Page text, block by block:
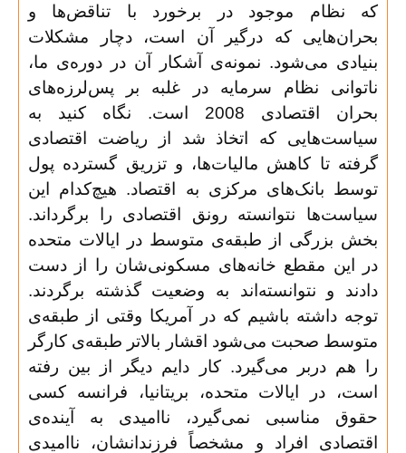
که نظام موجود در برخورد با تناقض‌ها و
بحران‌هایی که درگیر آن است، دچار مشکلات
بنیادی می‌شود. نمونه‌ی آشکار آن در دوره‌ی‌ ما،
ناتوانی نظام سرمایه در غلبه بر پس‌لرزه‌های
بحران اقتصادی 2008 است. نگاه کنید به
سیاست‌هایی که اتخاذ شد از ریاضت اقتصادی
گرفته تا کاهش مالیات‌ها،‌ و تزریق گسترده پول
توسط بانک‌های مرکزی به اقتصاد. هیچ‌کدام این
سیاست‌ها نتوانسته رونق اقتصادی را برگرداند.
بخش بزرگی از طبقه‌ی متوسط در ایالات متحده
در این مقطع خانه‌های مسکونی‌شان را از دست
دادند و نتوانسته‌اند به وضعیت گذشته برگردند.
توجه داشته باشیم که در آمریکا وقتی از طبقه‌ی
متوسط صحبت می‌شود اقشار بالاتر طبقه‌ی کارگر
را هم دربر می‌گیرد. کار دایم دیگر از بین رفته
است، در ایالات متحده، بریتانیا، فرانسه کسی
حقوق مناسبی نمی‌گیرد، ناامیدی به آینده‌ی
اقتصادی افراد و مشخصاً فرزندانشان، ناامیدی